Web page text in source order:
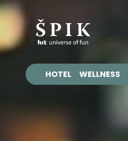
HOTEL WELLNESS